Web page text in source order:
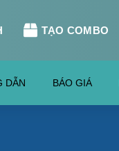
TẠO COMBO
DẪN BÁO GIÁ